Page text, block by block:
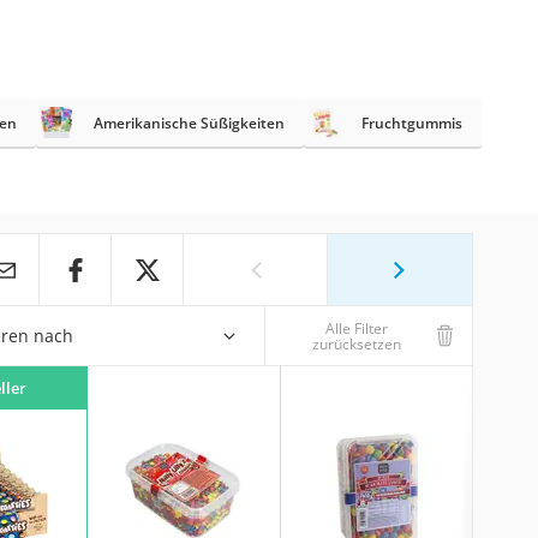
Amerikanische Süßigkeiten Fruchtgummis
nach Alle Filter
zurücksetzen